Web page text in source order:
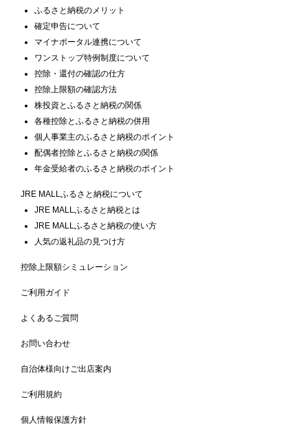
ふるさと納税のメリット
確定申告について
マイナポータル連携について
ワンストップ特例制度について
控除・還付の確認の仕方
控除上限額の確認方法
株投資とふるさと納税の関係
各種控除とふるさと納税の併用
個人事業主のふるさと納税のポイント
配偶者控除とふるさと納税の関係
年金受給者のふるさと納税のポイント
JRE MALLふるさと納税について
JRE MALLふるさと納税とは
JRE MALLふるさと納税の使い方
人気の返礼品の見つけ方
控除上限額シミュレーション
ご利用ガイド
よくあるご質問
お問い合わせ
自治体様向けご出店案内
ご利用規約
個人情報保護方針